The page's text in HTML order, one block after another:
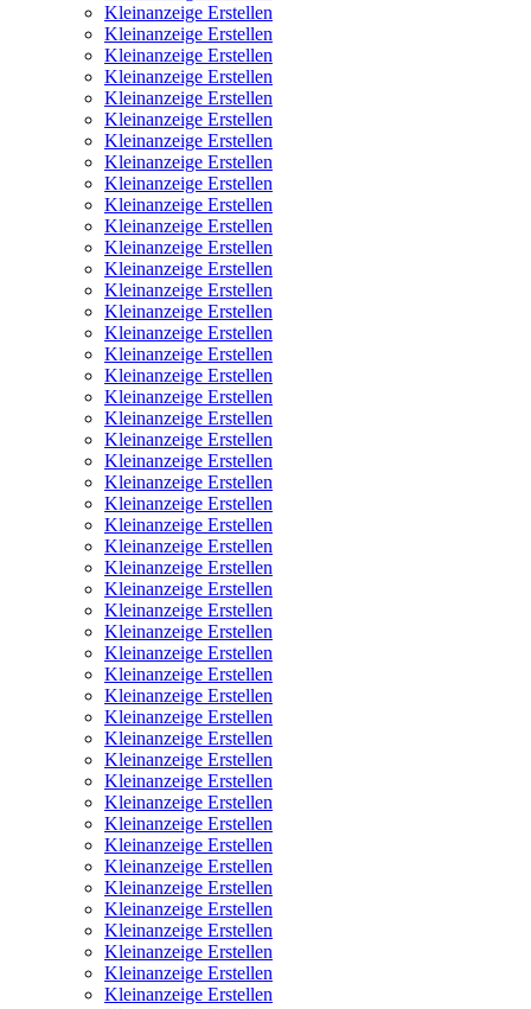
Kleinanzeige Erstellen
Kleinanzeige Erstellen
Kleinanzeige Erstellen
Kleinanzeige Erstellen
Kleinanzeige Erstellen
Kleinanzeige Erstellen
Kleinanzeige Erstellen
Kleinanzeige Erstellen
Kleinanzeige Erstellen
Kleinanzeige Erstellen
Kleinanzeige Erstellen
Kleinanzeige Erstellen
Kleinanzeige Erstellen
Kleinanzeige Erstellen
Kleinanzeige Erstellen
Kleinanzeige Erstellen
Kleinanzeige Erstellen
Kleinanzeige Erstellen
Kleinanzeige Erstellen
Kleinanzeige Erstellen
Kleinanzeige Erstellen
Kleinanzeige Erstellen
Kleinanzeige Erstellen
Kleinanzeige Erstellen
Kleinanzeige Erstellen
Kleinanzeige Erstellen
Kleinanzeige Erstellen
Kleinanzeige Erstellen
Kleinanzeige Erstellen
Kleinanzeige Erstellen
Kleinanzeige Erstellen
Kleinanzeige Erstellen
Kleinanzeige Erstellen
Kleinanzeige Erstellen
Kleinanzeige Erstellen
Kleinanzeige Erstellen
Kleinanzeige Erstellen
Kleinanzeige Erstellen
Kleinanzeige Erstellen
Kleinanzeige Erstellen
Kleinanzeige Erstellen
Kleinanzeige Erstellen
Kleinanzeige Erstellen
Kleinanzeige Erstellen
Kleinanzeige Erstellen
Kleinanzeige Erstellen
Kleinanzeige Erstellen